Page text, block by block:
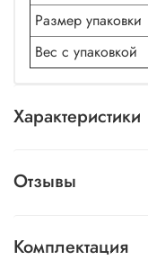
Размер упаковки
Вес с упаковкой
Характеристики
Отзывы
Комплектация